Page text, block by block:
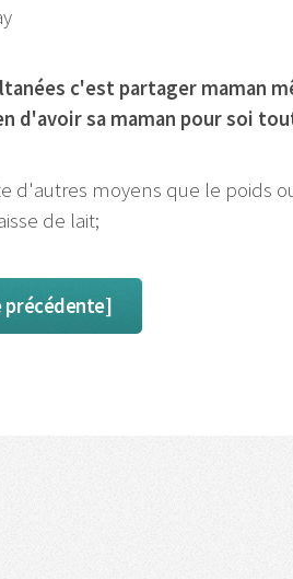
c'est partager maman
d'avoir sa maman pour soi
d'autres moyens que le poids
de lait;
précédente]